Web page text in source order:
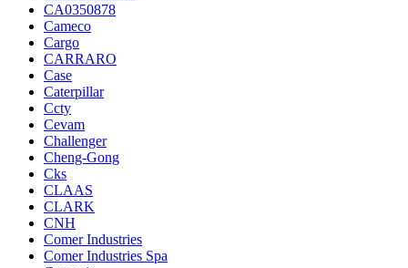
CA0350878
Cameco
Cargo
CARRARO
Case
Caterpillar
Ccty
Cevam
Challenger
Cheng-Gong
Cks
CLAAS
CLARK
CNH
Comer Industries
Comer Industries Spa